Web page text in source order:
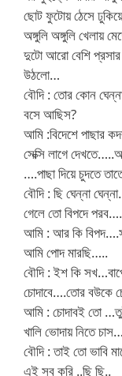
ছোট ফুটোয় ঠেসে
অঙ্গুলি অঙ্গুলি খেলায়
দুটো আরো বেশি প্রসার
উঠলো…
বৌদি : তোর কোন
বসে আছিস?
আমি :বিদেশে পাছার
সেক্সি লাগে
….পাছা দিয়ে চুদতে
বৌদি : ছি ঘেন্না
গেলে তো বিপদে পরব….
আমি : আর কি
আমি পোদ মারছি…..
বৌদি : ইশ কি
চোদাবে….তোর বউকে
আমি : চোদাবই তো
খালি ভোদায় নিতে চাস…
বৌদি : তাই তো ভাবি
এই সব করি ..ছি ছি..